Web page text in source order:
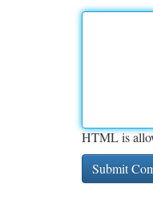
HTML is